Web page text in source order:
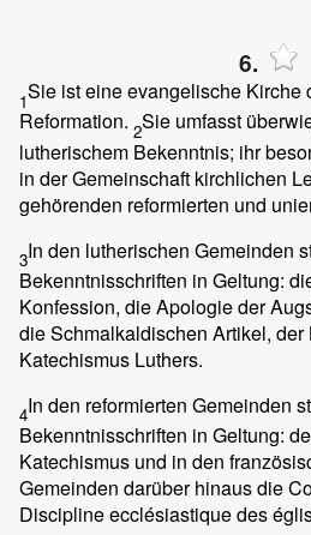
6.
1Sie ist eine evangelische Kirche
Reformation. 2Sie umfasst
lutherischem Bekenntnis; ihr
in der Gemeinschaft kirchlichen
gehörenden reformierten und
3In den lutherischen Gemeinden
Bekenntnisschriften in Geltung:
Konfession, die Apologie der
die Schmalkaldischen Artikel,
Katechismus Luthers.
4In den reformierten Gemeinden
Bekenntnisschriften in Geltung:
Katechismus und in den
Gemeinden darüber hinaus die
Discipline ecclésiastique des